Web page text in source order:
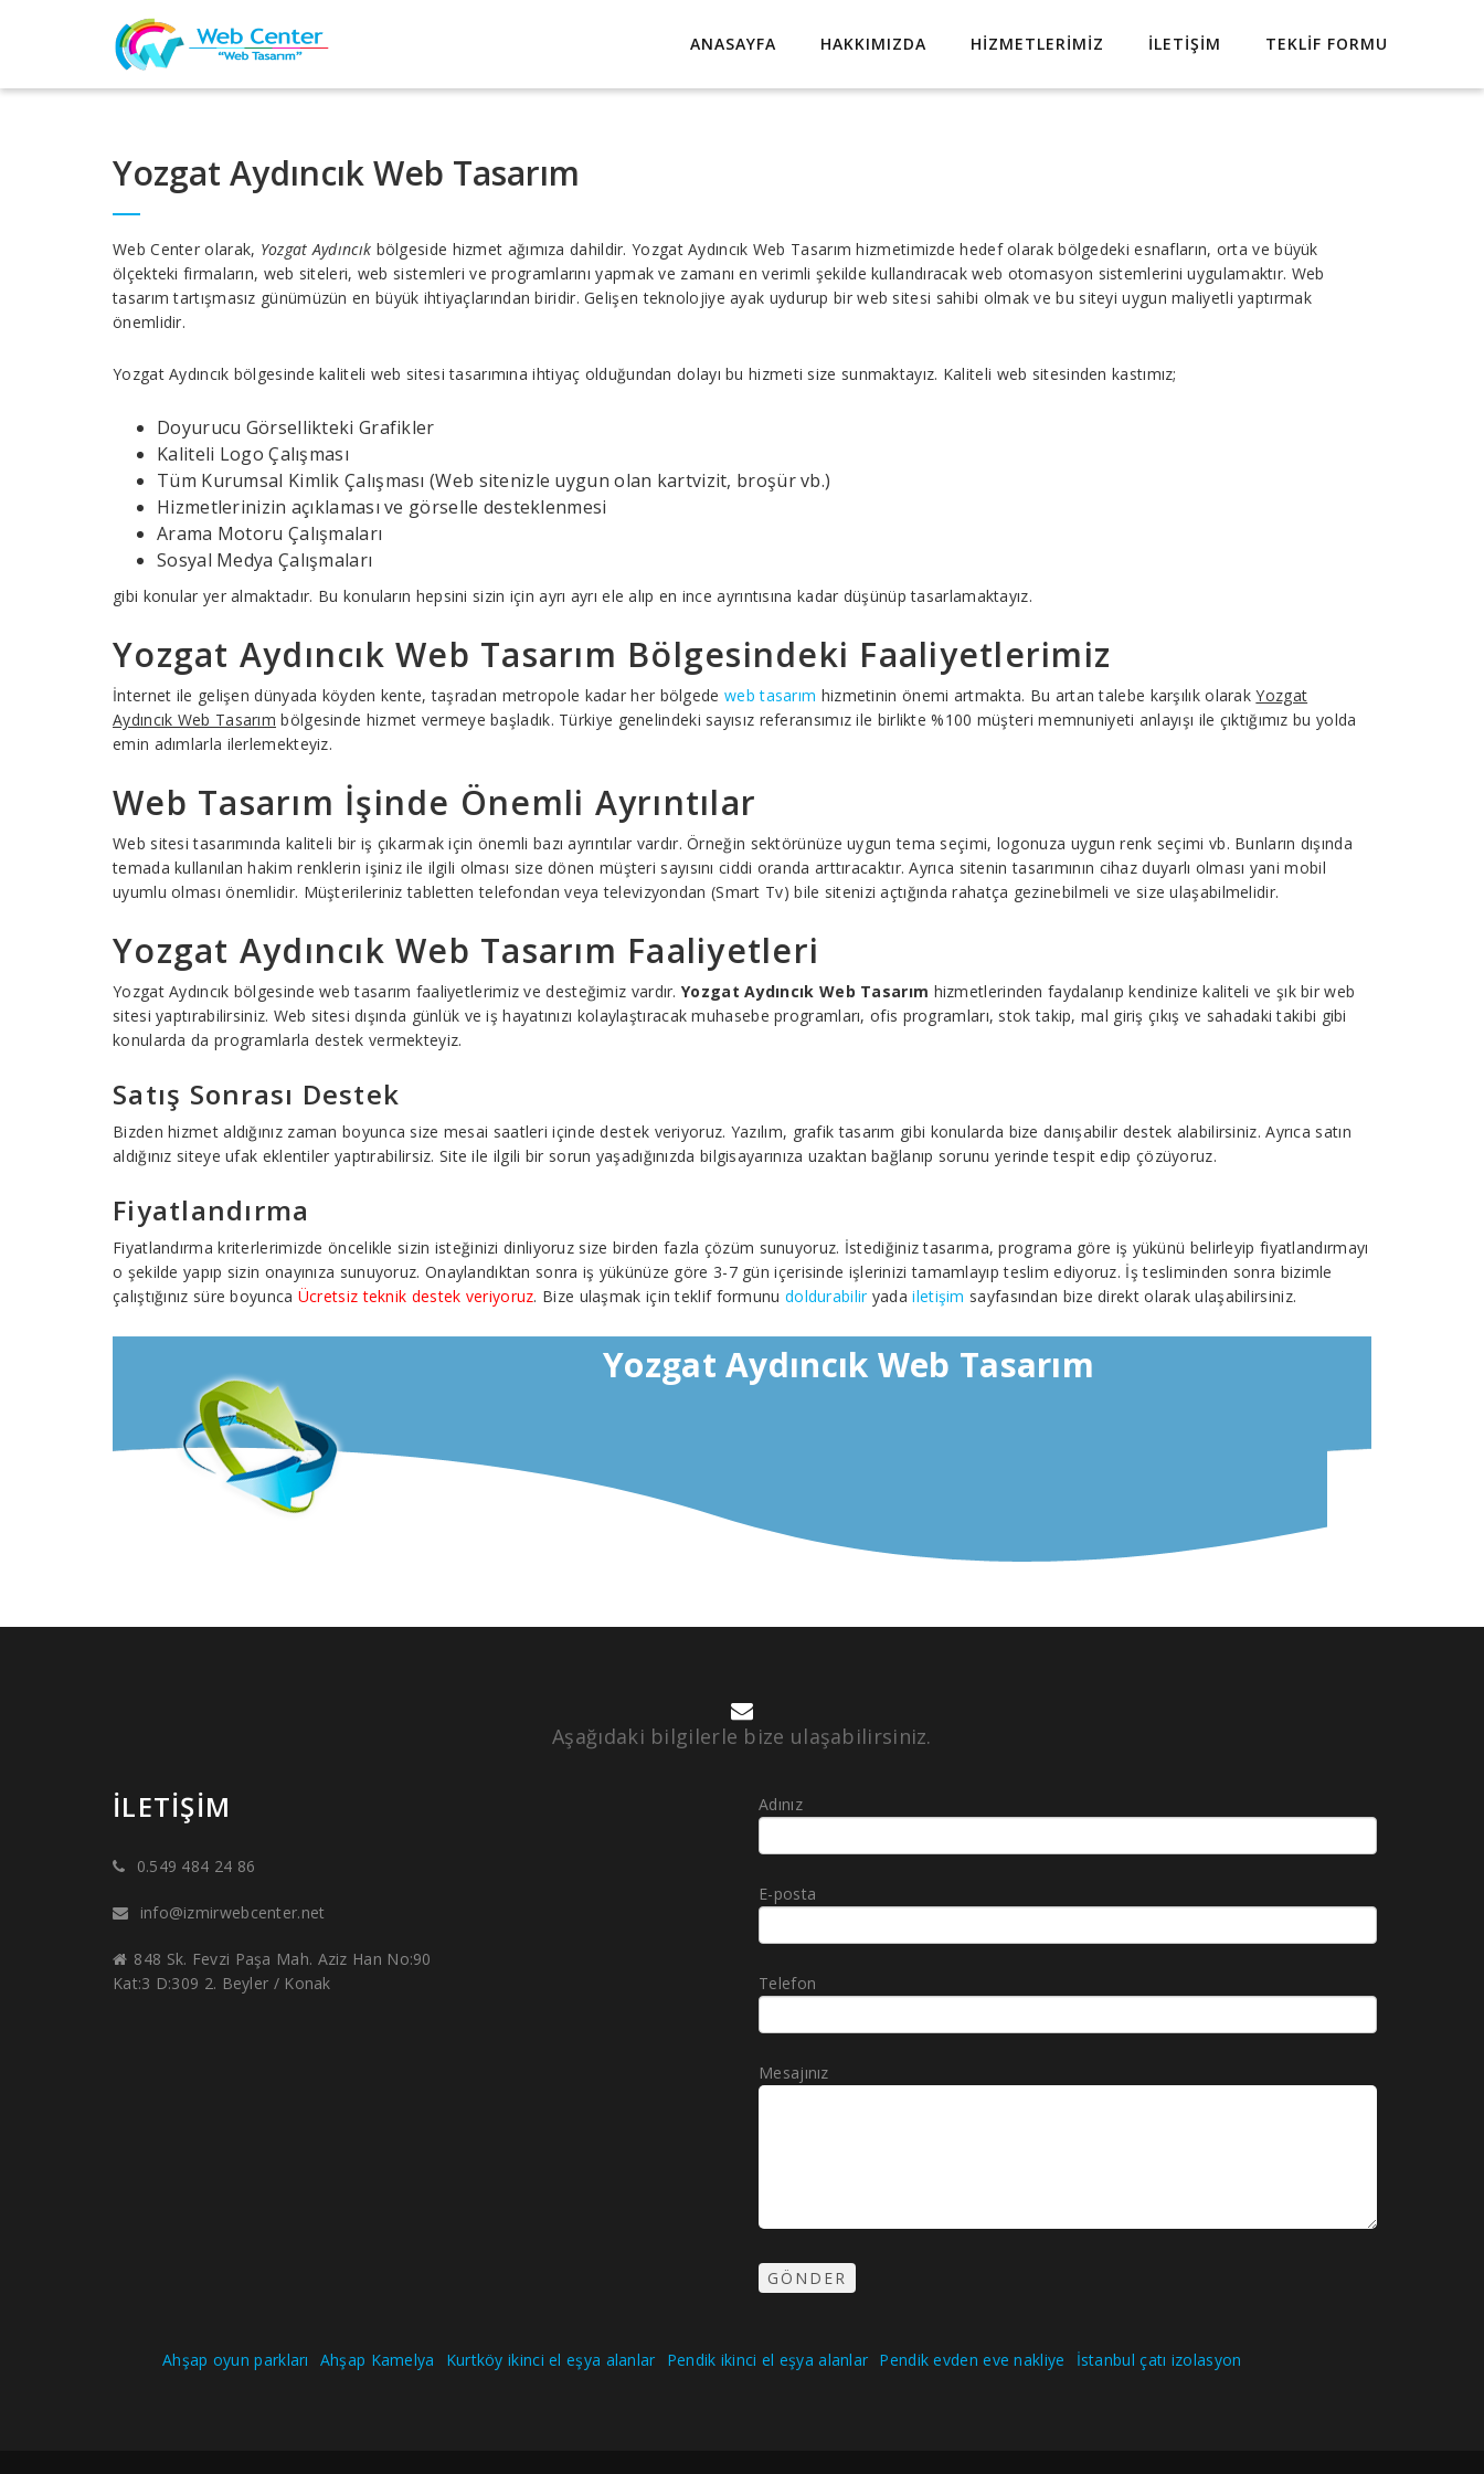
ANASAYFA HAKKIMIZDA HIZMETLERIMIZ İLETIŞIM TEKLIF FORMU
Yozgat Aydıncık Web Tasarım
Web Center olarak, Yozgat Aydıncık bölgeside hizmet ağımıza dahildir. Yozgat Aydıncık Web Tasarım hizmetimizde hedef olarak bölgedeki esnafların, orta ve büyük
ölçekteki firmaların, web siteleri, web sistemleri ve programlarını yapmak ve zamanı en verimli şekilde kullandıracak web otomasyon sistemlerini uygulamaktır. Web
tasarım tartışmasız günümüzün en büyük ihtiyaçlarından biridir. Gelişen teknolojiye ayak uydurup bir web sitesi sahibi olmak ve bu siteyi uygun maliyetli yaptırmak
önemlidir.
Yozgat Aydıncık bölgesinde kaliteli web sitesi tasarımına ihtiyaç olduğundan dolayı bu hizmeti size sunmaktayız. Kaliteli web sitesinden kastımız;
Doyurucu Görsellikteki Grafikler
Kaliteli Logo Çalışması
Tüm Kurumsal Kimlik Çalışması (Web sitenizle uygun olan kartvizit, broşür vb.)
Hizmetlerinizin açıklaması ve görselle desteklenmesi
Arama Motoru Çalışmaları
Sosyal Medya Çalışmaları
gibi konular yer almaktadır. Bu konuların hepsini sizin için ayrı ayrı ele alıp en ince ayrıntısına kadar düşünüp tasarlamaktayız.
Yozgat Aydıncık Web Tasarım Bölgesindeki Faaliyetlerimiz
İnternet ile gelişen dünyada köyden kente, taşradan metropole kadar her bölgedeweb tasarım hizmetinin önemi artmakta. Bu artan talebe karşılık olarakYozgat
Aydıncık Web Tasarım bölgesinde hizmet vermeye başladık. Türkiye genelindeki sayısız referansımız ile birlikte %100 müşteri memnuniyeti anlayışı ile çıktığımız bu yolda
emin adımlarla ilerlemekteyiz.
Web Tasarım İşinde Önemli Ayrıntılar
Web sitesi tasarımında kaliteli bir iş çıkarmak için önemli bazı ayrıntılar vardır. Örneğin sektörünüze uygun tema seçimi, logonuza uygun renk seçimi vb. Bunların dışında
temada kullanılan hakim renklerin işiniz ile ilgili olması size dönen müşteri sayısını ciddi oranda arttıracaktır. Ayrıca sitenin tasarımının cihaz duyarlı olması yani mobil
uyumlu olması önemlidir. Müşterileriniz tabletten telefondan veya televizyondan (Smart Tv) bile sitenizi açtığında rahatça gezinebilmeli ve size ulaşabilmelidir.
Yozgat Aydıncık Web Tasarım Faaliyetleri
Yozgat Aydıncık bölgesinde web tasarım faaliyetlerimiz ve desteğimiz vardır.Yozgat Aydıncık Web Tasarım hizmetlerinden faydalanıp kendinize kaliteli ve şık bir web
sitesi yaptırabilirsiniz. Web sitesi dışında günlük ve iş hayatınızı kolaylaştıracak muhasebe programları, ofis programları, stok takip, mal giriş çıkış ve sahadaki takibi gibi
konularda da programlarla destek vermekteyiz.
Satış Sonrası Destek
Bizden hizmet aldığınız zaman boyunca size mesai saatleri içinde destek veriyoruz. Yazılım, grafik tasarım gibi konularda bize danışabilir destek alabilirsiniz. Ayrıca satın
aldığınız siteye ufak eklentiler yaptırabilirsiz. Site ile ilgili bir sorun yaşadığınızda bilgisayarınıza uzaktan bağlanıp sorunu yerinde tespit edip çözüyoruz.
Fiyatlandırma
Fiyatlandırma kriterlerimizde öncelikle sizin isteğinizi dinliyoruz size birden fazla çözüm sunuyoruz. İstediğiniz tasarıma, programa göre iş yükünü belirleyip fiyatlandırmayı
o şekilde yapıp sizin onayınıza sunuyoruz. Onaylandıktan sonra iş yükünüze göre 3-7 gün içerisinde işlerinizi tamamlayıp teslim ediyoruz. İş tesliminden sonra bizimle
çalıştığınız süre boyunca Ücretsiz teknik destek veriyoruz. Bize ulaşmak için teklif formunu doldurabiliryadailetişim sayfasından bize direkt olarak ulaşabilirsiniz.
Yozgat Aydıncık Web Tasarım
Aşağıdaki bilgilerle bize ulaşabilirsiniz.
İLETIŞIM
0.549 484 24 86
info@izmirwebcenter.net
848 Sk. Fevzi Paşa Mah. Aziz Han No:90
Kat:3 D:309 2. Beyler / Konak
Adınız
E-posta
Telefon
Mesajınız
Ahşap oyun parkları Ahşap Kamelya Kurtköy ikinci el eşya alanlar Pendik ikinci el eşya alanlar Pendik evden eve nakliye İstanbul çatı izolasyon